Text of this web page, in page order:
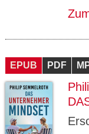
EPUB PDF